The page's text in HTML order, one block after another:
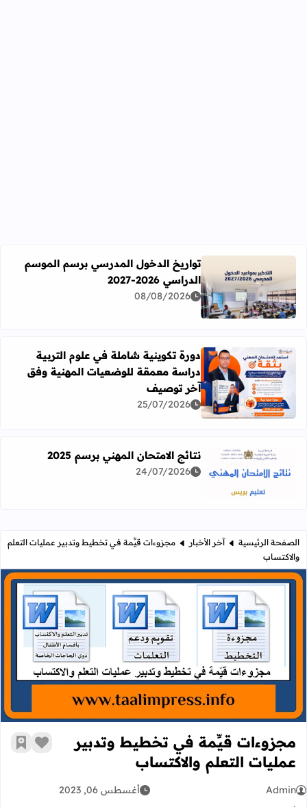
اقرأ المزيد عن تواريخ الدخول المدرسي برسم الموسم الدراسي 2026-
تواريخ الدخول المدرسي برسم الموسم
الدراسي 2026-2027
08/08/2026
اقرأ المزيد عن دورة تكوينية شاملة في علوم التربية
دورة تكوينية شاملة في علوم التربية
دراسة معمقة للوضعيات المهنية وفق
آخر توصيف
25/07/2026
اقرأ المزيد عن نتائج الامتحان المهني برسم 2025
نتائج الامتحان المهني برسم 2025
24/07/2026
الصفحة الرئيسية آخر الأخبار
مجزوءات قيِّمة في تخطيط وتدبير عمليات التعلم
والاكتساب
مجزوءات قيِّمة في تخطيط وتدبير
مجزوءات قيِّمة في تخطيط وتدبير
عمليات التعلم والاكتساب
زر أضف
Admin
أغسطس 06, 2023